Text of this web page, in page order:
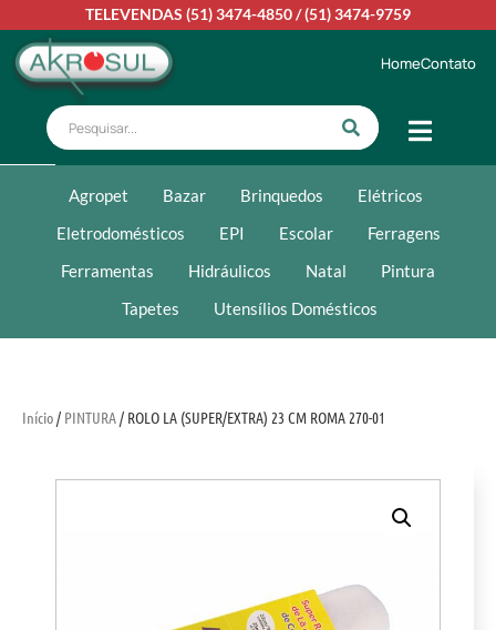
TELEVENDAS (51) 3474-4850/(51) 3474-9759
HomeContato
Agropet Bazar Brinquedos
Elétricos
Eletrodomésticos
EPI Escolar
Ferragens
Ferramentas
Hidráulicos Natal
Pintura
Tapetes
Utensílios Domésticos
Início/ PINTURA/ ROLO LA (SUPER/EXTRA) 23 CM ROMA 270-01